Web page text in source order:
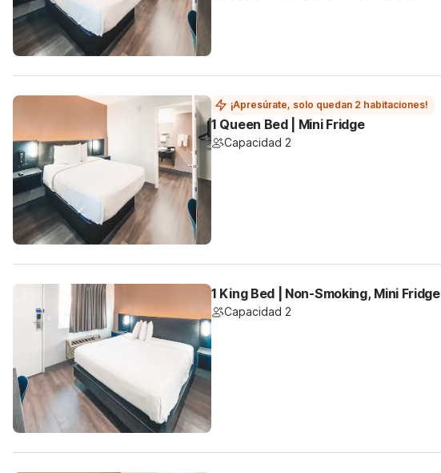
¡Apresúrate, solo quedan 2 habitaciones!
1 Queen Bed | Mini Fridge
Capacidad 2
1 King Bed | Non-Smoking, Mini Fridge
Capacidad 2